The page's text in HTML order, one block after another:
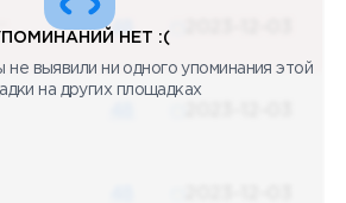
48
НЕТ :(
не выявили ни одного упоминания этой
на других площадках